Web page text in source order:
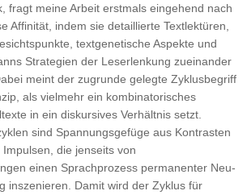
fragt meine Arbeit erstmals eingehend nach
Affinität, indem sie detaillierte Textlektüren,
textgenetische Aspekte und
Strategien der Leserlenkung zueinander
meint der zugrunde gelegte Zyklusbegriff
als vielmehr ein kombinatorisches
in ein diskursives Verhältnis setzt.
sind Spannungsgefüge aus Kontrasten
die jenseits von
einen Sprachprozess permanenter Neu-
inszenieren. Damit wird der Zyklus für